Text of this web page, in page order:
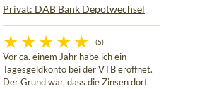
Privat: DAB Bank Depotwechsel
(5)
Vor ca. einem Jahr habe ich ein
Tagesgeldkonto bei der VTB eröffnet.
Der Grund war, dass die Zinsen dort